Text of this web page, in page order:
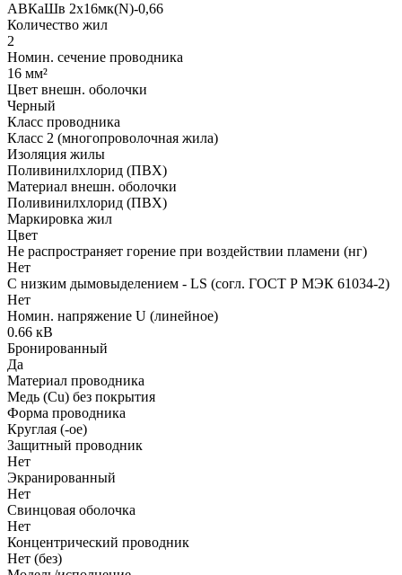
АВКаШв 2x16мк(N)-0,66
Количество жил
2
Номин. сечение проводника
16 мм²
Цвет внешн. оболочки
Черный
Класс проводника
Класс 2 (многопроволочная жила)
Изоляция жилы
Поливинилхлорид (ПВХ)
Материал внешн. оболочки
Поливинилхлорид (ПВХ)
Маркировка жил
Цвет
Не распространяет горение при воздействии пламени (нг)
Нет
С низким дымовыделением - LS (согл. ГОСТ Р МЭК 61034-2)
Нет
Номин. напряжение U (линейное)
0.66 кВ
Бронированный
Да
Материал проводника
Медь (Cu) без покрытия
Форма проводника
Круглая (-ое)
Защитный проводник
Нет
Экранированный
Нет
Свинцовая оболочка
Нет
Концентрический проводник
Нет (без)